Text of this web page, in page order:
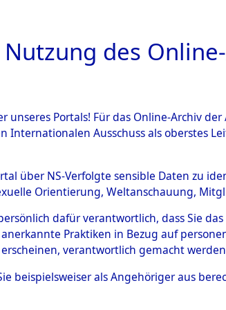
BESTANDSBESCHREIBUNG
von
und
0277 (84609000)
des
unseres Portals! Für das Online-Archiv
Internationalen Ausschuss als oberstes
über NS-Verfolgte sensible Daten zu
Orientierung, Weltanschauung,
dafür verantwortlich, dass Sie
Praktiken in Bezug auf
verantwortlich gemacht
beispielsweiser als Angehöriger aus